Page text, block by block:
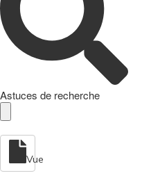
Astuces de recherche
Vue